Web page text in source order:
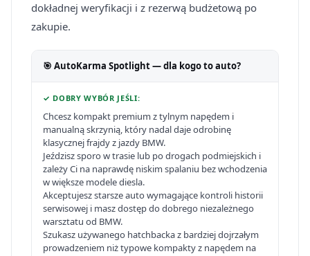
dokładnej weryfikacji i z rezerwą budżetową po
zakupie.
🎯 AutoKarma Spotlight — dla kogo to auto?
✓ DOBRY WYBÓR JEŚLI:
Chcesz kompakt premium z tylnym napędem i
manualną skrzynią, który nadal daje odrobinę
klasycznej frajdy z jazdy BMW.
Jeździsz sporo w trasie lub po drogach podmiejskich i
zależy Ci na naprawdę niskim spalaniu bez wchodzenia
w większe modele diesla.
Akceptujesz starsze auto wymagające kontroli historii
serwisowej i masz dostęp do dobrego niezależnego
warsztatu od BMW.
Szukasz używanego hatchbacka z bardziej dojrzałym
prowadzeniem niż typowe kompakty z napędem na